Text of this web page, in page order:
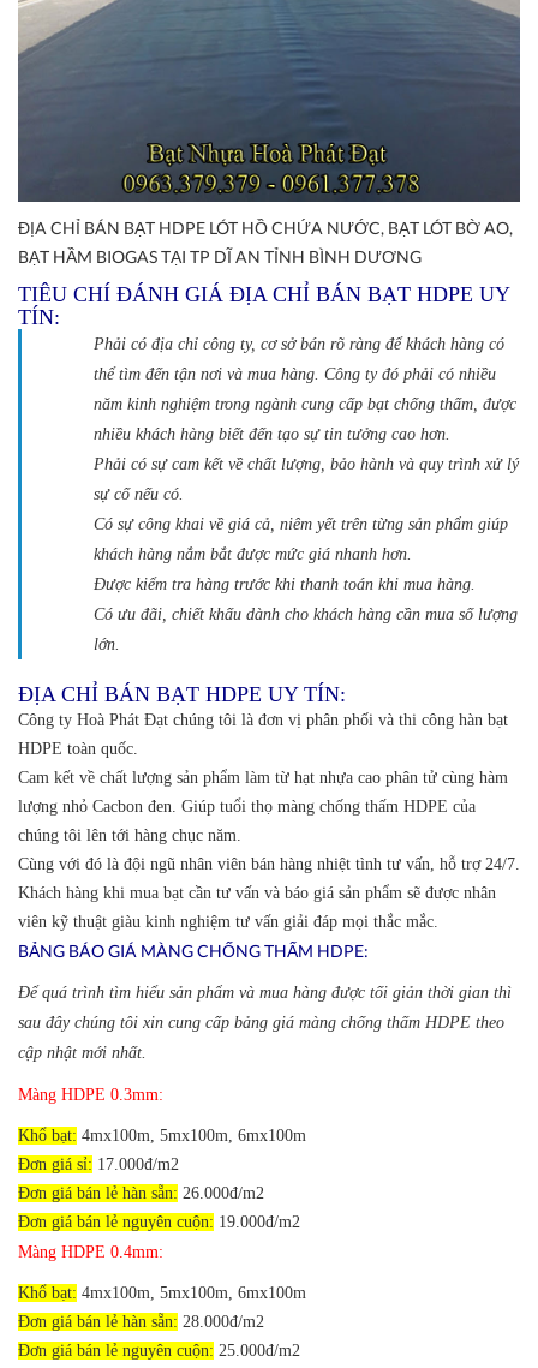
ĐỊA CHỈ BÁN BẠT HDPE LÓT HỒ CHỨA NƯỚC, BẠT LÓT BỜ AO,
BẠT HẦM BIOGAS TẠI TP DĨ AN TỈNH BÌNH DƯƠNG
TIÊU CHÍ ĐÁNH GIÁ ĐỊA CHỈ BÁN BẠT HDPE UY
TÍN:
Phải có địa chỉ công ty, cơ sở bán rõ ràng để khách hàng có
thể tìm đến tận nơi và mua hàng. Công ty đó phải có nhiều
năm kinh nghiệm trong ngành cung cấp bạt chống thấm, được
nhiều khách hàng biết đến tạo sự tin tưởng cao hơn.
Phải có sự cam kết về chất lượng, bảo hành và quy trình xử lý
sự cố nếu có.
Có sự công khai về giá cả, niêm yết trên từng sản phẩm giúp
khách hàng nắm bắt được mức giá nhanh hơn.
Được kiểm tra hàng trước khi thanh toán khi mua hàng.
Có ưu đãi, chiết khấu dành cho khách hàng cần mua số lượng
lớn.
ĐỊA CHỈ BÁN BẠT HDPE UY TÍN:
Công ty Hoà Phát Đạt chúng tôi là đơn vị phân phối và thi công hàn bạt
HDPE toàn quốc.
Cam kết về chất lượng sản phẩm làm từ hạt nhựa cao phân tử cùng hàm
lượng nhỏ Cacbon đen. Giúp tuổi thọ màng chống thấm HDPE của
chúng tôi lên tới hàng chục năm.
Cùng với đó là đội ngũ nhân viên bán hàng nhiệt tình tư vấn, hỗ trợ 24/7.
Khách hàng khi mua bạt cần tư vấn và báo giá sản phẩm sẽ được nhân
viên kỹ thuật giàu kinh nghiệm tư vấn giải đáp mọi thắc mắc.
BẢNG BÁO GIÁ MÀNG CHỐNG THẤM HDPE:
Để quá trình tìm hiểu sản phẩm và mua hàng được tối giản thời gian thì
sau đây chúng tôi xin cung cấp bảng giá màng chống thấm HDPE theo
cập nhật mới nhất.
Màng HDPE 0.3mm:
Khổ bạt: 4mx100m, 5mx100m, 6mx100m
Đơn giá sỉ: 17.000đ/m2
Đơn giá bán lẻ hàn sẵn: 26.000đ/m2
Đơn giá bán lẻ nguyên cuộn: 19.000đ/m2
Màng HDPE 0.4mm:
Khổ bạt: 4mx100m, 5mx100m, 6mx100m
Đơn giá bán lẻ hàn sẵn: 28.000đ/m2
Đơn giá bán lẻ nguyên cuộn: 25.000đ/m2